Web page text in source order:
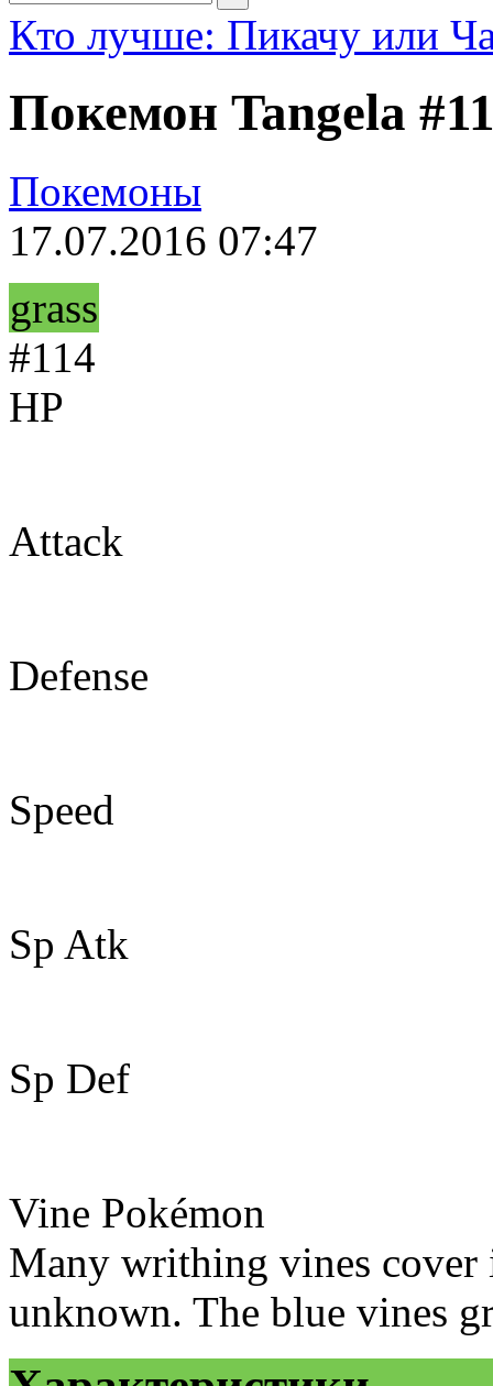
Кто лучше: Пикачу или
Покемон Tangela
Покемоны
17.07.2016 07:47
grass
#114
HP
Attack
Defense
Speed
Sp Atk
Sp Def
Vine Pokémon
Many writhing vines cover
unknown. The blue vines